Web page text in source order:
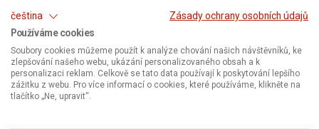
čeština
Zásady ochrany osobních údajů
Používáme cookies
Soubory cookies můžeme použít k analýze chování našich návštěvníků, ke
zlepšování našeho webu, ukázání personalizovaného obsah a k
personalizaci reklam. Celkově se tato data používají k poskytování lepšího
zážitku z webu. Pro více informací o cookies, které používáme, klikněte na
tlačítko „Ne, upravit“.